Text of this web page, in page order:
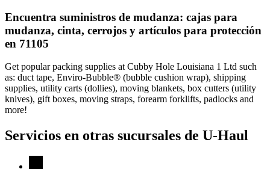
Encuentra suministros de mudanza: cajas para
mudanza, cinta, cerrojos y artículos para protección
en 71105
Get popular packing supplies at Cubby Hole Louisiana 1 Ltd such
as: duct tape, Enviro-Bubble® (bubble cushion wrap), shipping
supplies, utility carts (dollies), moving blankets, box cutters (utility
knives), gift boxes, moving straps, forearm forklifts, padlocks and
more!
Servicios en otras sucursales de U-Haul